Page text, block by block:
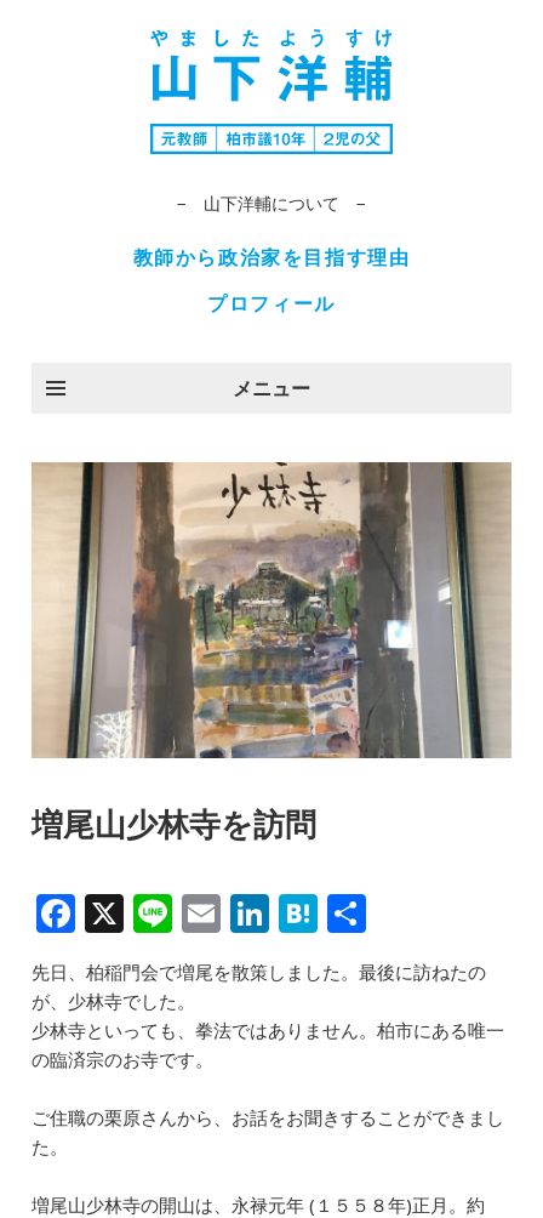
− 山下洋輔について −
教師から政治家を目指す理由
プロフィール
メニュー
増尾山少林寺を訪問
F
a
c
e
b
o
k
X Li
n
e
E
m
ai
l
Li
n
k
e
n
H
at
e
n
有
先日、柏稲門会で増尾を散策しました。最後に訪ねたの
が、少林寺でした。
少林寺といっても、拳法ではありません。柏市にある唯一
の臨済宗のお寺です。
ご住職の栗原さんから、お話をお聞きすることができまし
た。
増尾山少林寺の開山は、永禄元年 (１５５８年)正月。約